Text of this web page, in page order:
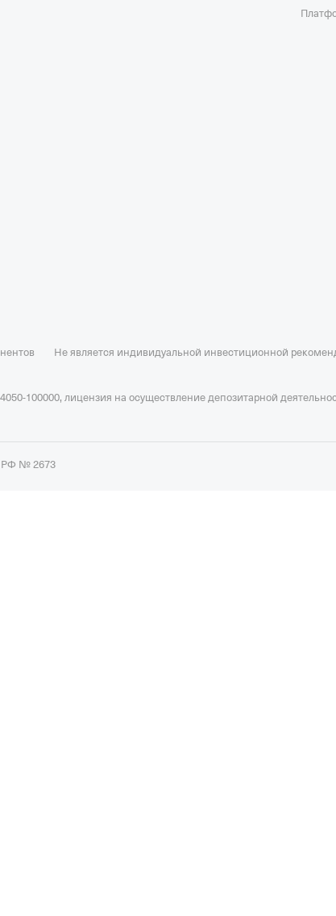
Не является индивидуальной инвестиционной
100000, лицензия на осуществление депозитарной
РФ № 2673